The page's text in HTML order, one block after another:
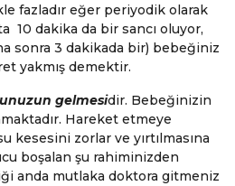
fazladır eğer periyodik olarak
10 dakika da bir sancı oluyor,
sonra 3 dakikada bir) bebeğiniz
yakmış demektir.
gelmesidir. Bebeğinizin
Hareket etmeye
kesesini zorlar ve yırtılmasına
boşalan şu rahiminizden
anda mutlaka doktora gitmeniz